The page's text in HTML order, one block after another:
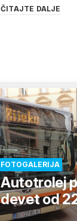
ČITAJTE DALJE
FOTOGALERIJA
Autotrolej
devet od